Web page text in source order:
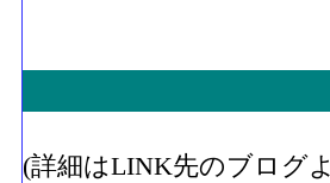
(詳細はLINK先のブログ